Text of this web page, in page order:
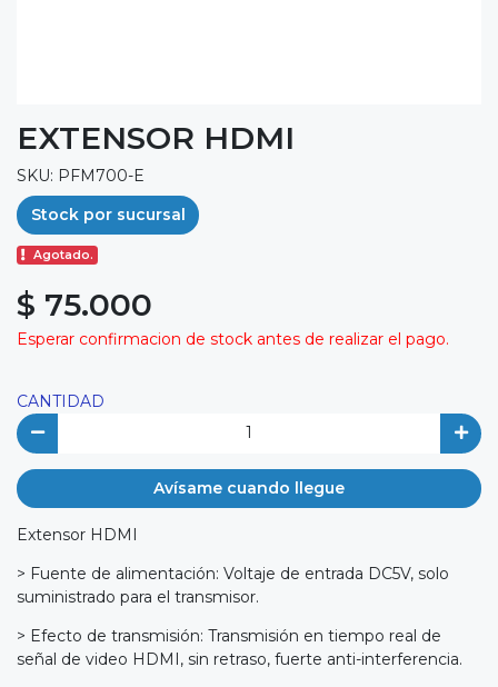
EXTENSOR HDMI
SKU: PFM700-E
Stock por sucursal
Agotado.
$ 75.000
Esperar confirmacion de stock antes de realizar el pago.
CANTIDAD
Avísame cuando llegue
Extensor HDMI
> Fuente de alimentación: Voltaje de entrada DC5V, solo
suministrado para el transmisor.
> Efecto de transmisión: Transmisión en tiempo real de
señal de video HDMI, sin retraso, fuerte anti-interferencia.